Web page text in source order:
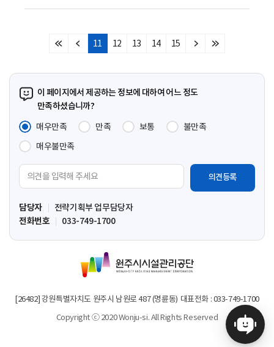
처
페
이
지
이
페
이
지
11 12 13 14 15
다
페
이
마
막
이 페이지에서 제공하는 정보에 대하여 어느 정도
만족하셨습니까?
매우만족
만족 보통
불만족
매우불만족
견
입
력
담당자
전략기획부 업무담당자
전화번호
033-749-1700
원
주
시
설
[26482] 강원특별자치도 원주시 남원로 487 (명륜동) 대표전화 : 033-749-1700
Copyright ⓒ 2020 Wonju-si. All Rights Reserved